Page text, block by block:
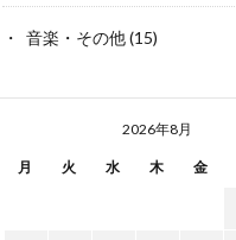
音楽・その他(15)
2026年8月
月 火 水 木 金